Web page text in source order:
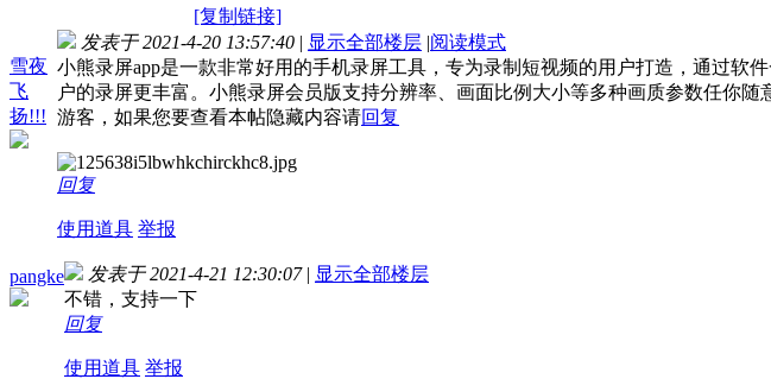
[复制链接]
雪夜
飞
扬!!!
发表于 2021-4-20 13:57:40 | 显示全部楼层 |阅读模式
小熊录屏app是一款非常好用的手机录屏工具，专为录制短视频的用户打造，通过软
户的录屏更丰富。小熊录屏会员版支持分辨率、画面比例大小等多种画质参数任你
游客，如果您要查看本帖隐藏内容请回复
回复
使用道具 举报
pangke 发表于 2021-4-21 12:30:07 | 显示全部楼层
不错，支持一下
回复
使用道具 举报